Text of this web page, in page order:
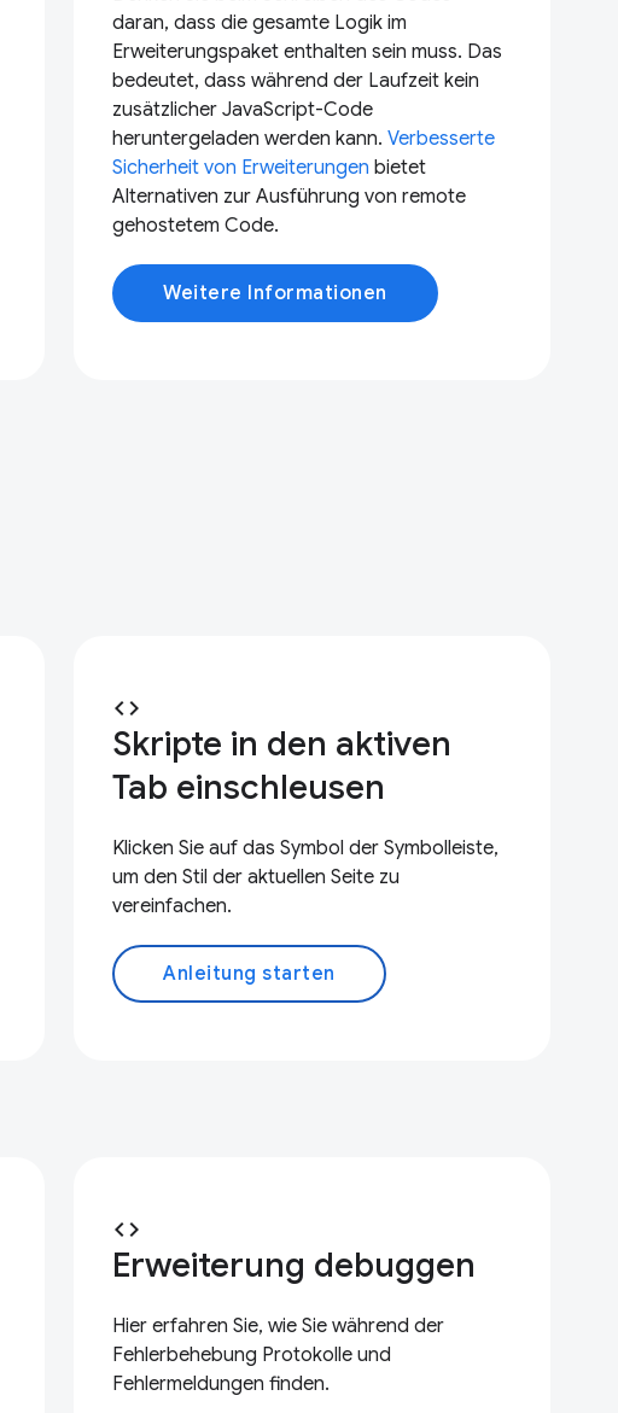
daran, dass die gesamte Logik im
Erweiterungspaket enthalten sein muss. Das
bedeutet, dass während der Laufzeit kein
zusätzlicher JavaScript-Code
heruntergeladen werden kann.Verbesserte
Sicherheit von Erweiterungen bietet
Alternativen zur Ausführung von remote
gehostetem Code.
Weitere Informationen
code
Skripte in den aktiven
Tab einschleusen
Klicken Sie auf das Symbol der Symbolleiste,
um den Stil der aktuellen Seite zu
vereinfachen.
Anleitung starten
code
Erweiterung debuggen
Hier erfahren Sie, wie Sie während der
Fehlerbehebung Protokolle und
Fehlermeldungen finden.